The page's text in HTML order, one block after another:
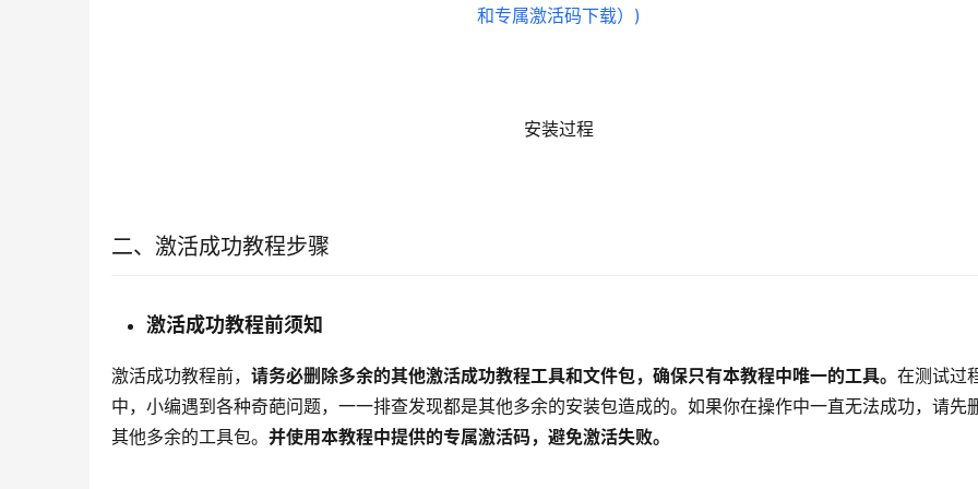
安装过程
二、激活成功教程步骤
激活成功教程前须知
激活成功教程前， 请务必删除多余的其他激活成功教程工具和文件包，确保只有本教程中唯一的工具。 在测试过
中，小编遇到各种奇葩问题，一一排查发现都是其他多余的安装包造成的。如果你在操作中一直无法成功，请先
其他多余的工具包。 并使用本教程中提供的专属激活码，避免激活失败。